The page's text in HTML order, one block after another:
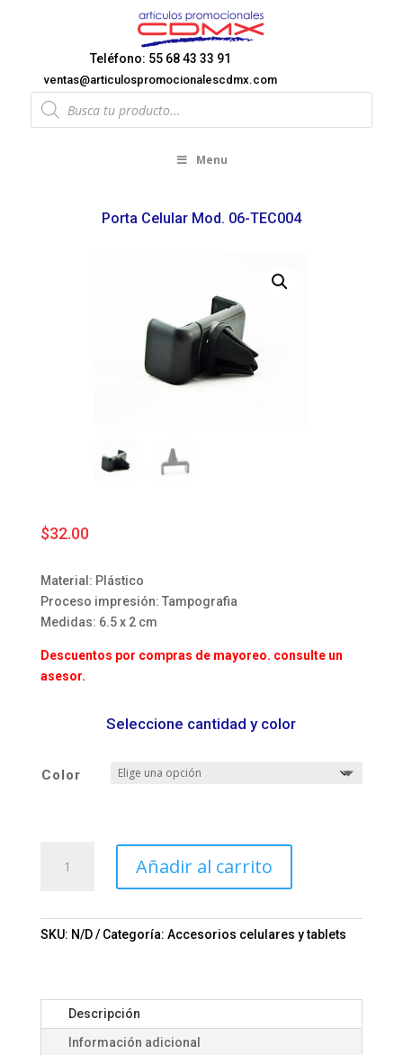
Teléfono: 55 68 43 33 91
ventas@articulospromocionalescdmx.com
Products
search
Menu
Porta Celular Mod. 06-TEC004
$32.00
Material: Plástico
Proceso impresión: Tampografia
Medidas: 6.5 x 2 cm
Descuentos por compras de mayoreo. consulte un
asesor.
Seleccione cantidad y color
Color
Celular
TEC004
Añadir al carrito
SKU: N/D Categoría: Accesorios celulares y tablets
Descripción
Información adicional